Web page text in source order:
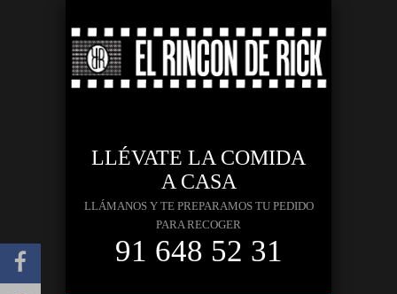
LLÉVATE LA COMIDA
A CASA
LLÁMANOS Y TE PREPARAMOS TU PEDIDO
PARA RECOGER
91 648 52 31